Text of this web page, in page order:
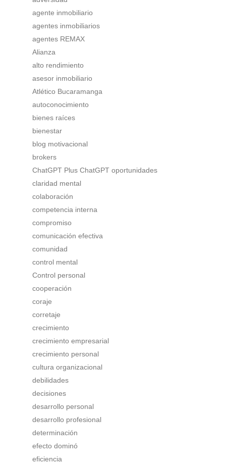
agente inmobiliario
agentes inmobiliarios
agentes REMAX
Alianza
alto rendimiento
asesor inmobiliario
Atlético Bucaramanga
autoconocimiento
bienes raíces
bienestar
blog motivacional
brokers
ChatGPT Plus ChatGPT oportunidades
claridad mental
colaboración
competencia interna
compromiso
comunicación efectiva
comunidad
control mental
Control personal
cooperación
coraje
corretaje
crecimiento
crecimiento empresarial
crecimiento personal
cultura organizacional
debilidades
decisiones
desarrollo personal
desarrollo profesional
determinación
efecto dominó
eficiencia